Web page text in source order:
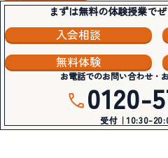
まずは無料の体験授業で
入会相談
無料体験
お電話でのお問い合わせ・
0120-
受付｜10:30-